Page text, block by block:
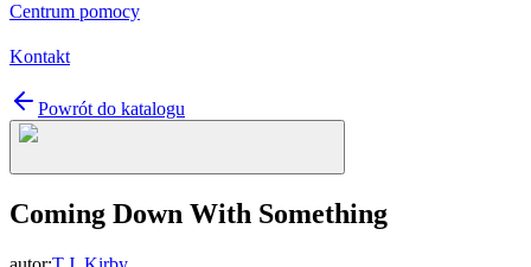
Centrum pomocy
Kontakt
Powrót do katalogu
Coming Down With Something